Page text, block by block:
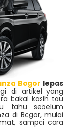
Bogor lepas
di artikel yang
bakal kasih tau
tahu sebelum
di Bogor, mulai
sampai cara